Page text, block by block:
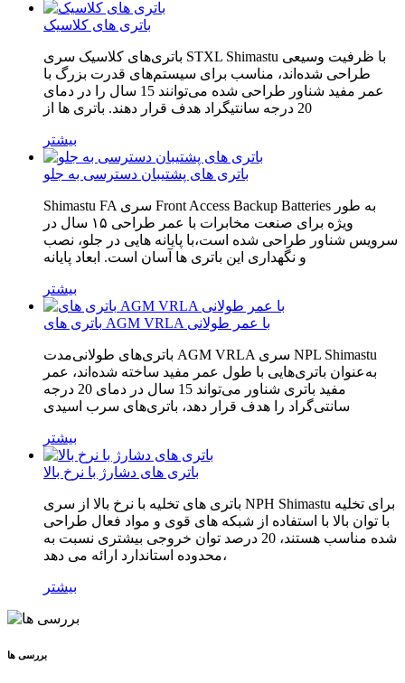
باتری های کلاسیک
باتری‌های کلاسیک سری STXL Shimastu با ظرفیت وسیعی
طراحی شده‌اند، مناسب برای سیستم‌های قدرت بزرگ با
عمر مفید شناور طراحی شده می‌توانند 15 سال را در دمای
20 درجه سانتیگراد هدف قرار دهند. باتری ها از
بیشتر
باتری های پشتیبان دسترسی به جلو
Shimastu FA سری Front Access Backup Batteries به طور
ویژه برای صنعت مخابرات با عمر طراحی ۱۵ سال در
سرویس شناور طراحی شده است،با پایانه هایی در جلو، نصب
و نگهداری این باتری ها آسان است. ابعاد پایانه
بیشتر
باتری های AGM VRLA با عمر طولانی
باتری‌های طولانی‌مدت AGM VRLA سری NPL Shimastu
به‌عنوان باتری‌هایی با طول عمر مفید ساخته شده‌اند، عمر
مفید باتری شناور می‌تواند 15 سال در دمای 20 درجه
سانتی‌گراد را هدف قرار دهد، باتری‌های سرب اسیدی
بیشتر
باتری های دشارژ با نرخ بالا
باتری های تخلیه با نرخ بالا از سری NPH Shimastu برای تخلیه
با توان بالا با استفاده از شبکه های قوی و مواد فعال طراحی
شده مناسب هستند، 20 درصد توان خروجی بیشتری نسبت به
محدوده استاندارد ارائه می دهد،
بیشتر
بررسی ها